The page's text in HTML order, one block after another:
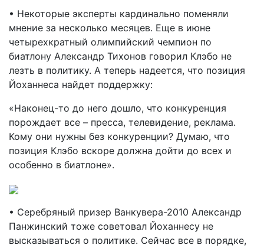
• Некоторые эксперты кардинально поменяли
мнение за несколько месяцев. Еще в июне
четырехкратный олимпийский чемпион по
биатлону Александр Тихонов говорил Клэбо не
лезть в политику. А теперь надеется, что позиция
Йоханнеса найдет поддержку:
«Наконец-то до него дошло, что конкуренция
порождает все – пресса, телевидение, реклама.
Кому они нужны без конкуренции? Думаю, что
позиция Клэбо вскоре должна дойти до всех и
особенно в биатлоне».
• Серебряный призер Ванкувера-2010 Александр
Панжинский тоже советовал Йоханнесу не
высказываться о политике. Сейчас все в порядке,